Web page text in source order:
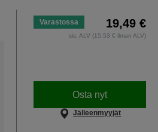
Varastossa 19,49 €
sis. ALV (15,53 € ilman ALV)
Osta nyt
Jälleenmyyjät